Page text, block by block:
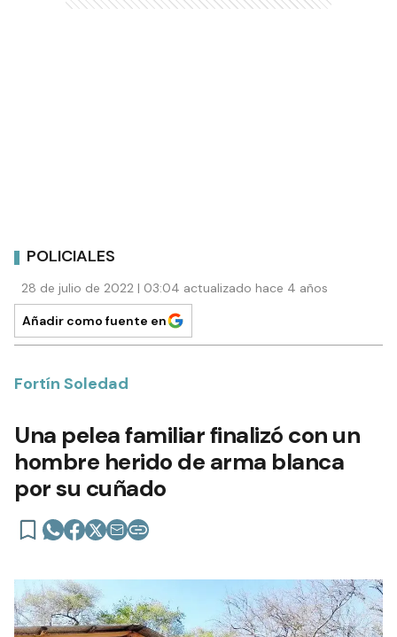
POLICIALES
28 de julio de 2022 | 03:04 actualizado hace 4 años
Añadir como fuente en
Fortín Soledad
Una pelea familiar finalizó con un
hombre herido de arma blanca
por su cuñado